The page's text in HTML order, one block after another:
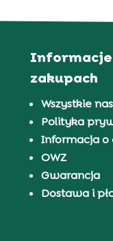
Informacje
zakupach
Wszystkie
Polityka
Informacja o
OWZ
Gwarancja
Dostawa i